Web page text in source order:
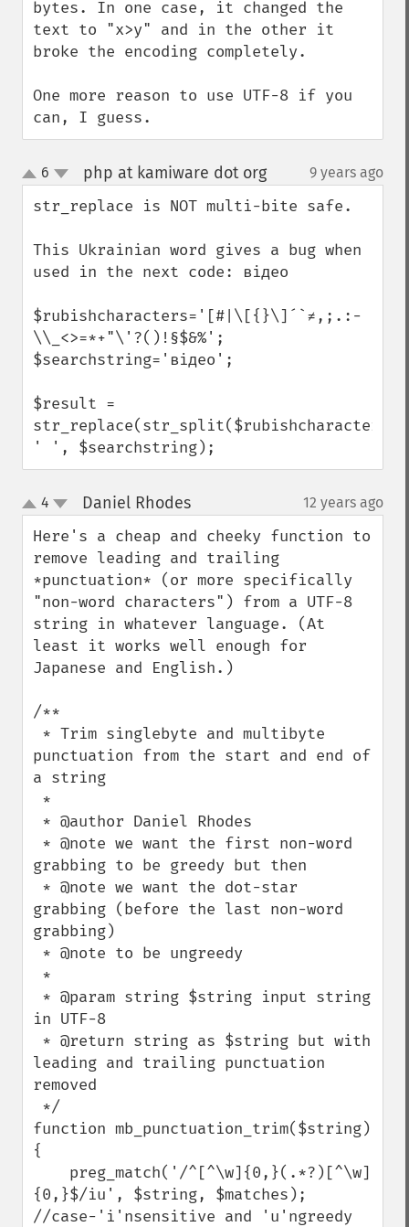
bytes. In one case, it changed the
text to "x>y" and in the other it
broke the encoding completely.
One more reason to use UTF-8 if you
can, I guess.
up
down
6 php at kamiware dot org¶ 9 years ago
str_replace is NOT multi-bite safe.
This Ukrainian word gives a bug when
used in the next code: відео
$rubishcharacters='[#|\[{}\]´`≠,;.:-
\\_<>=*+"\'?()!§$&%';
$searchstring='відео';
$result =
str_replace(str_split($rubishcharacters),
' ', $searchstring);
up
down
4 Daniel Rhodes¶ 12 years ago
Here's a cheap and cheeky function to
remove leading and trailing
*punctuation* (or more specifically
"non-word characters") from a UTF-8
string in whatever language. (At
least it works well enough for
Japanese and English.)
/**
punctuation from the start and end of
a string
grabbing to be greedy but then
grabbing (before the last non-word
grabbing)
in UTF-8
leading and trailing punctuation
removed
function mb_punctuation_trim($string)
{
{0,}$/iu', $string, $matches);
//case-'i'nsensitive and 'u'ngreedy